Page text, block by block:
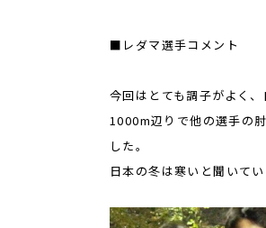
■レダマ選手コメント
今回はとても調子がよく
1000m辺りで他の選手の
した。
日本の冬は寒いと聞いて